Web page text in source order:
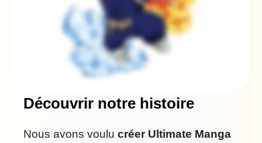
Découvrir notre histoire
Nous avons voulu créer Ultimate Manga